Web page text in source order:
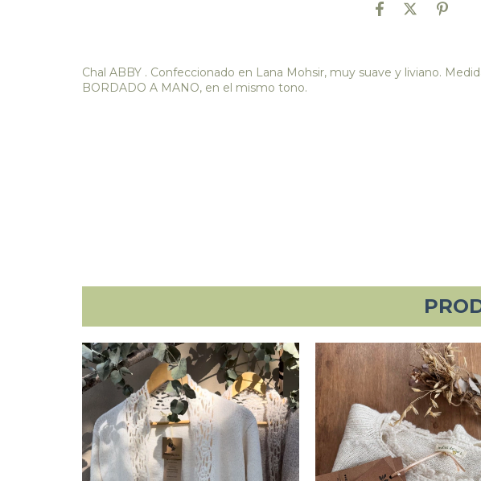
Chal ABBY . Confeccionado en Lana Mohsir, muy suave y liviano.
BORDADO A MANO, en el mismo tono.